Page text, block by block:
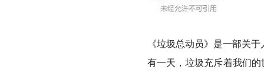
《垃圾总动员》是一部关
有一天，垃圾充斥着我们